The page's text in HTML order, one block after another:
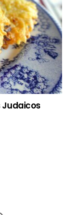
Judaicos